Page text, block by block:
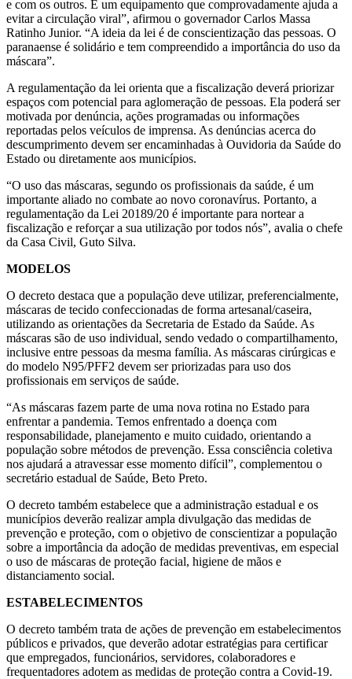
e com os outros. É um equipamento que comprovadamente ajuda a
evitar a circulação viral”, afirmou o governador Carlos Massa
Ratinho Junior. “A ideia da lei é de conscientização das pessoas. O
paranaense é solidário e tem compreendido a importância do uso da
máscara”.
A regulamentação da lei orienta que a fiscalização deverá priorizar
espaços com potencial para aglomeração de pessoas. Ela poderá ser
motivada por denúncia, ações programadas ou informações
reportadas pelos veículos de imprensa. As denúncias acerca do
descumprimento devem ser encaminhadas à Ouvidoria da Saúde do
Estado ou diretamente aos municípios.
“O uso das máscaras, segundo os profissionais da saúde, é um
importante aliado no combate ao novo coronavírus. Portanto, a
regulamentação da Lei 20189/20 é importante para nortear a
fiscalização e reforçar a sua utilização por todos nós”, avalia o chefe
da Casa Civil, Guto Silva.
MODELOS
O decreto destaca que a população deve utilizar, preferencialmente,
máscaras de tecido confeccionadas de forma artesanal/caseira,
utilizando as orientações da Secretaria de Estado da Saúde. As
máscaras são de uso individual, sendo vedado o compartilhamento,
inclusive entre pessoas da mesma família. As máscaras cirúrgicas e
do modelo N95/PFF2 devem ser priorizadas para uso dos
profissionais em serviços de saúde.
“As máscaras fazem parte de uma nova rotina no Estado para
enfrentar a pandemia. Temos enfrentado a doença com
responsabilidade, planejamento e muito cuidado, orientando a
população sobre métodos de prevenção. Essa consciência coletiva
nos ajudará a atravessar esse momento difícil”, complementou o
secretário estadual de Saúde, Beto Preto.
O decreto também estabelece que a administração estadual e os
municípios deverão realizar ampla divulgação das medidas de
prevenção e proteção, com o objetivo de conscientizar a população
sobre a importância da adoção de medidas preventivas, em especial
o uso de máscaras de proteção facial, higiene de mãos e
distanciamento social.
ESTABELECIMENTOS
O decreto também trata de ações de prevenção em estabelecimentos
públicos e privados, que deverão adotar estratégias para certificar
que empregados, funcionários, servidores, colaboradores e
frequentadores adotem as medidas de proteção contra a Covid-19.